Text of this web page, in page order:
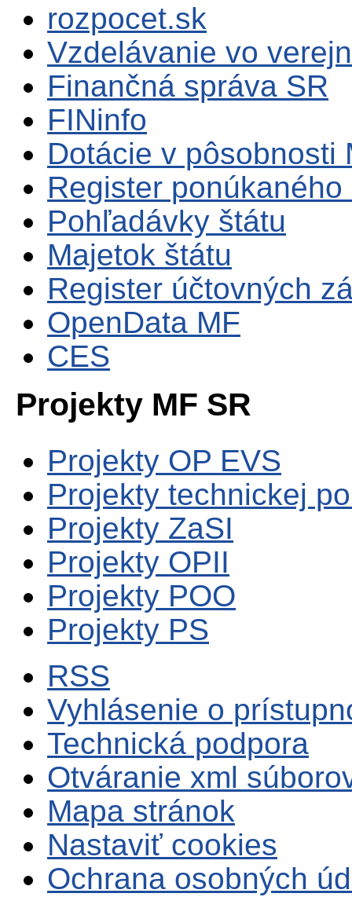
rozpocet.sk
Vzdelávanie vo
Finančná správa SR
FINinfo
Dotácie v pôsobnosti
Register
Pohľadávky štátu
Majetok štátu
Register účtovných
OpenData MF
CES
Projekty MF SR
Projekty OP EVS
Projekty technickej
Projekty ZaSI
Projekty OPII
Projekty POO
Projekty PS
RSS
Vyhlásenie o
Technická podpora
Otváranie xml
Mapa stránok
Nastaviť cookies
Ochrana osobných